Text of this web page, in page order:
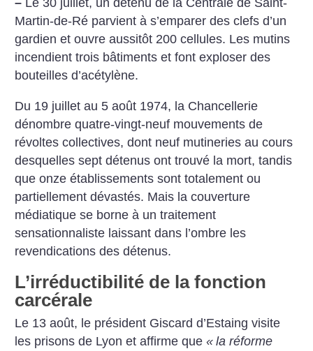
– Le 30 juillet, un détenu de la Centrale de Saint-
Martin-de-Ré parvient à s’emparer des clefs d’un
gardien et ouvre aussitôt 200 cellules. Les mutins
incendient trois bâtiments et font exploser des
bouteilles d’acétylène.
Du 19 juillet au 5 août 1974, la Chancellerie
dénombre quatre-vingt-neuf mouvements de
révoltes collectives, dont neuf mutineries au cours
desquelles sept détenus ont trouvé la mort, tandis
que onze établissements sont totalement ou
partiellement dévastés. Mais la couverture
médiatique se borne à un traitement
sensationnaliste laissant dans l’ombre les
revendications des détenus.
L’irréductibilité de la fonction
carcérale
Le 13 août, le président Giscard d’Estaing visite
les prisons de Lyon et affirme que« la réforme